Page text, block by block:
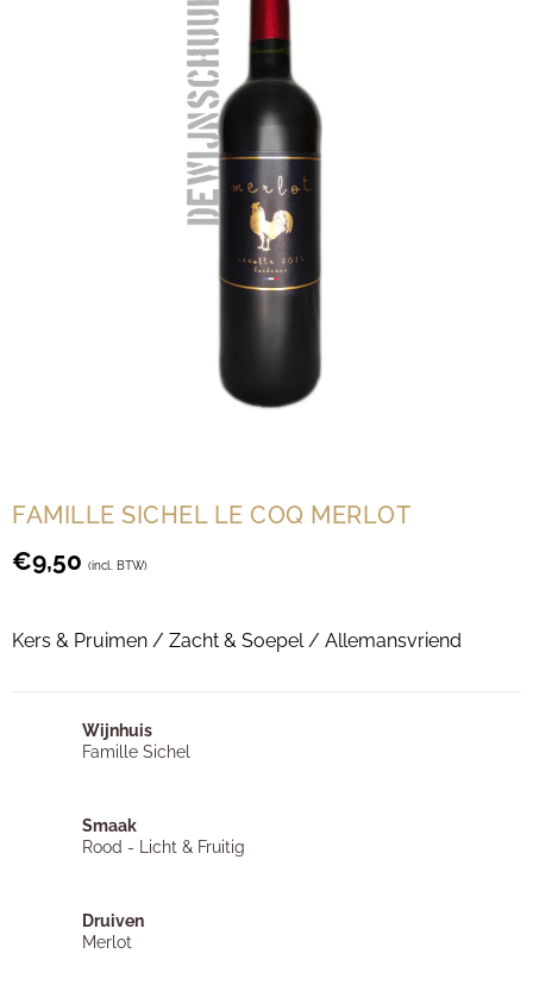
FAMILLE SICHEL LE COQ MERLOT
€9,50 (incl. BTW)
Kers & Pruimen / Zacht & Soepel / Allemansvriend
Wijnhuis
Famille Sichel
Smaak
Rood - Licht & Fruitig
Druiven
Merlot